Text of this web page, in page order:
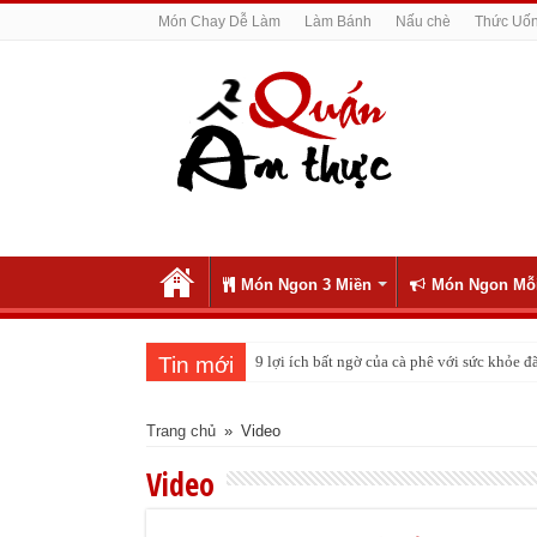
Món Chay Dễ Làm Làm Bánh Nấu chè Thức
Món Ngon 3 Miền Món Ngon
Tin mới 9 lợi ích bất ngờ của cà phê với sức khỏe
Cách pha nước chanh đá ngon đều nhau
Trang chủ » Video
Video